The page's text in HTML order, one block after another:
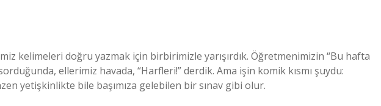
kelimeleri doğru yazmak için birbirimizle yarışırdık. Öğretmenimizin “Bu hafta
ellerimiz havada, “Harfleri!” derdik. Ama işin komik kısmı şuydu:
yetişkinlikte bile başımıza gelebilen bir sınav gibi olur.